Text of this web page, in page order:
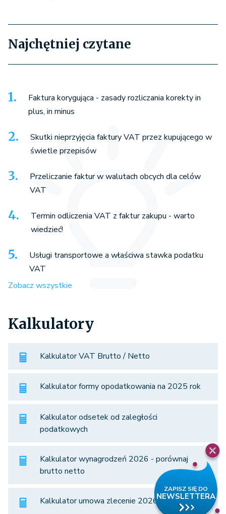
Najchętniej czytane
Faktura korygująca - zasady rozliczania korekty in
plus, in minus
Skutki nieprzyjęcia faktury VAT przez kupującego w
świetle przepisów
Przeliczanie faktur w walutach obcych dla celów
VAT
Termin odliczenia VAT z faktur zakupu - warto
wiedzieć!
Usługi transportowe a właściwa stawka podatku
VAT
Zobacz wszystkie
Kalkulatory
Kalkulator VAT Brutto / Netto
Kalkulator formy opodatkowania na 2025 rok
Kalkulator odsetek od zaległości
podatkowych
Kalkulator wynagrodzeń 2026 - porównaj
brutto netto
Kalkulator umowa zlecenie 2026